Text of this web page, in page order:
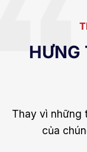
HƯNG
Thay vì những
của